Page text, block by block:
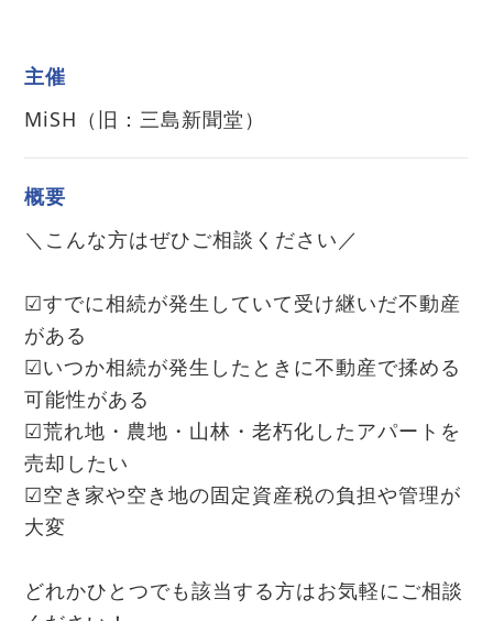
主催
MiSH（旧：三島新聞堂）
概要
＼こんな方はぜひご相談ください／
☑すでに相続が発生していて受け継いだ不動産
がある
☑いつか相続が発生したときに不動産で揉める
可能性がある
☑荒れ地・農地・山林・老朽化したアパートを
売却したい
☑空き家や空き地の固定資産税の負担や管理が
大変
どれかひとつでも該当する方はお気軽にご相談